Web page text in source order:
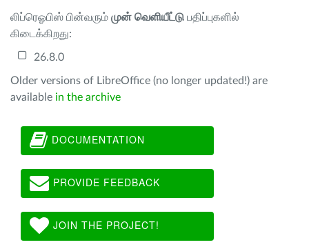
லிப்ரெஓபிஸ் பின்வரும் முன் வெளியீட்டு பதிப்புகளில்
கிடைக்கிறது:
26.8.0
Older versions of LibreOffice (no longer updated!) are
available in the archive
DOCUMENTATION
PROVIDE FEEDBACK
JOIN THE PROJECT!